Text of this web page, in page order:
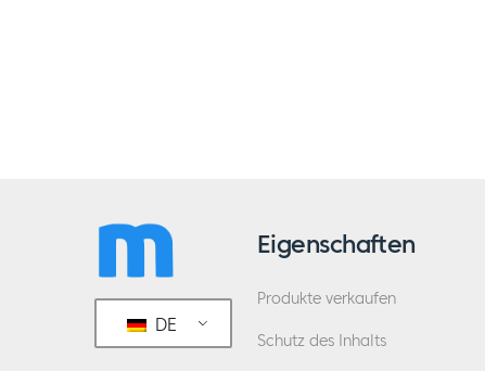
DE
Eigenschaften
Produkte verkaufen
Schutz des Inhalts